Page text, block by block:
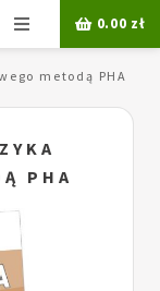
Menu 0.00 zł
metodą PHA
PHA